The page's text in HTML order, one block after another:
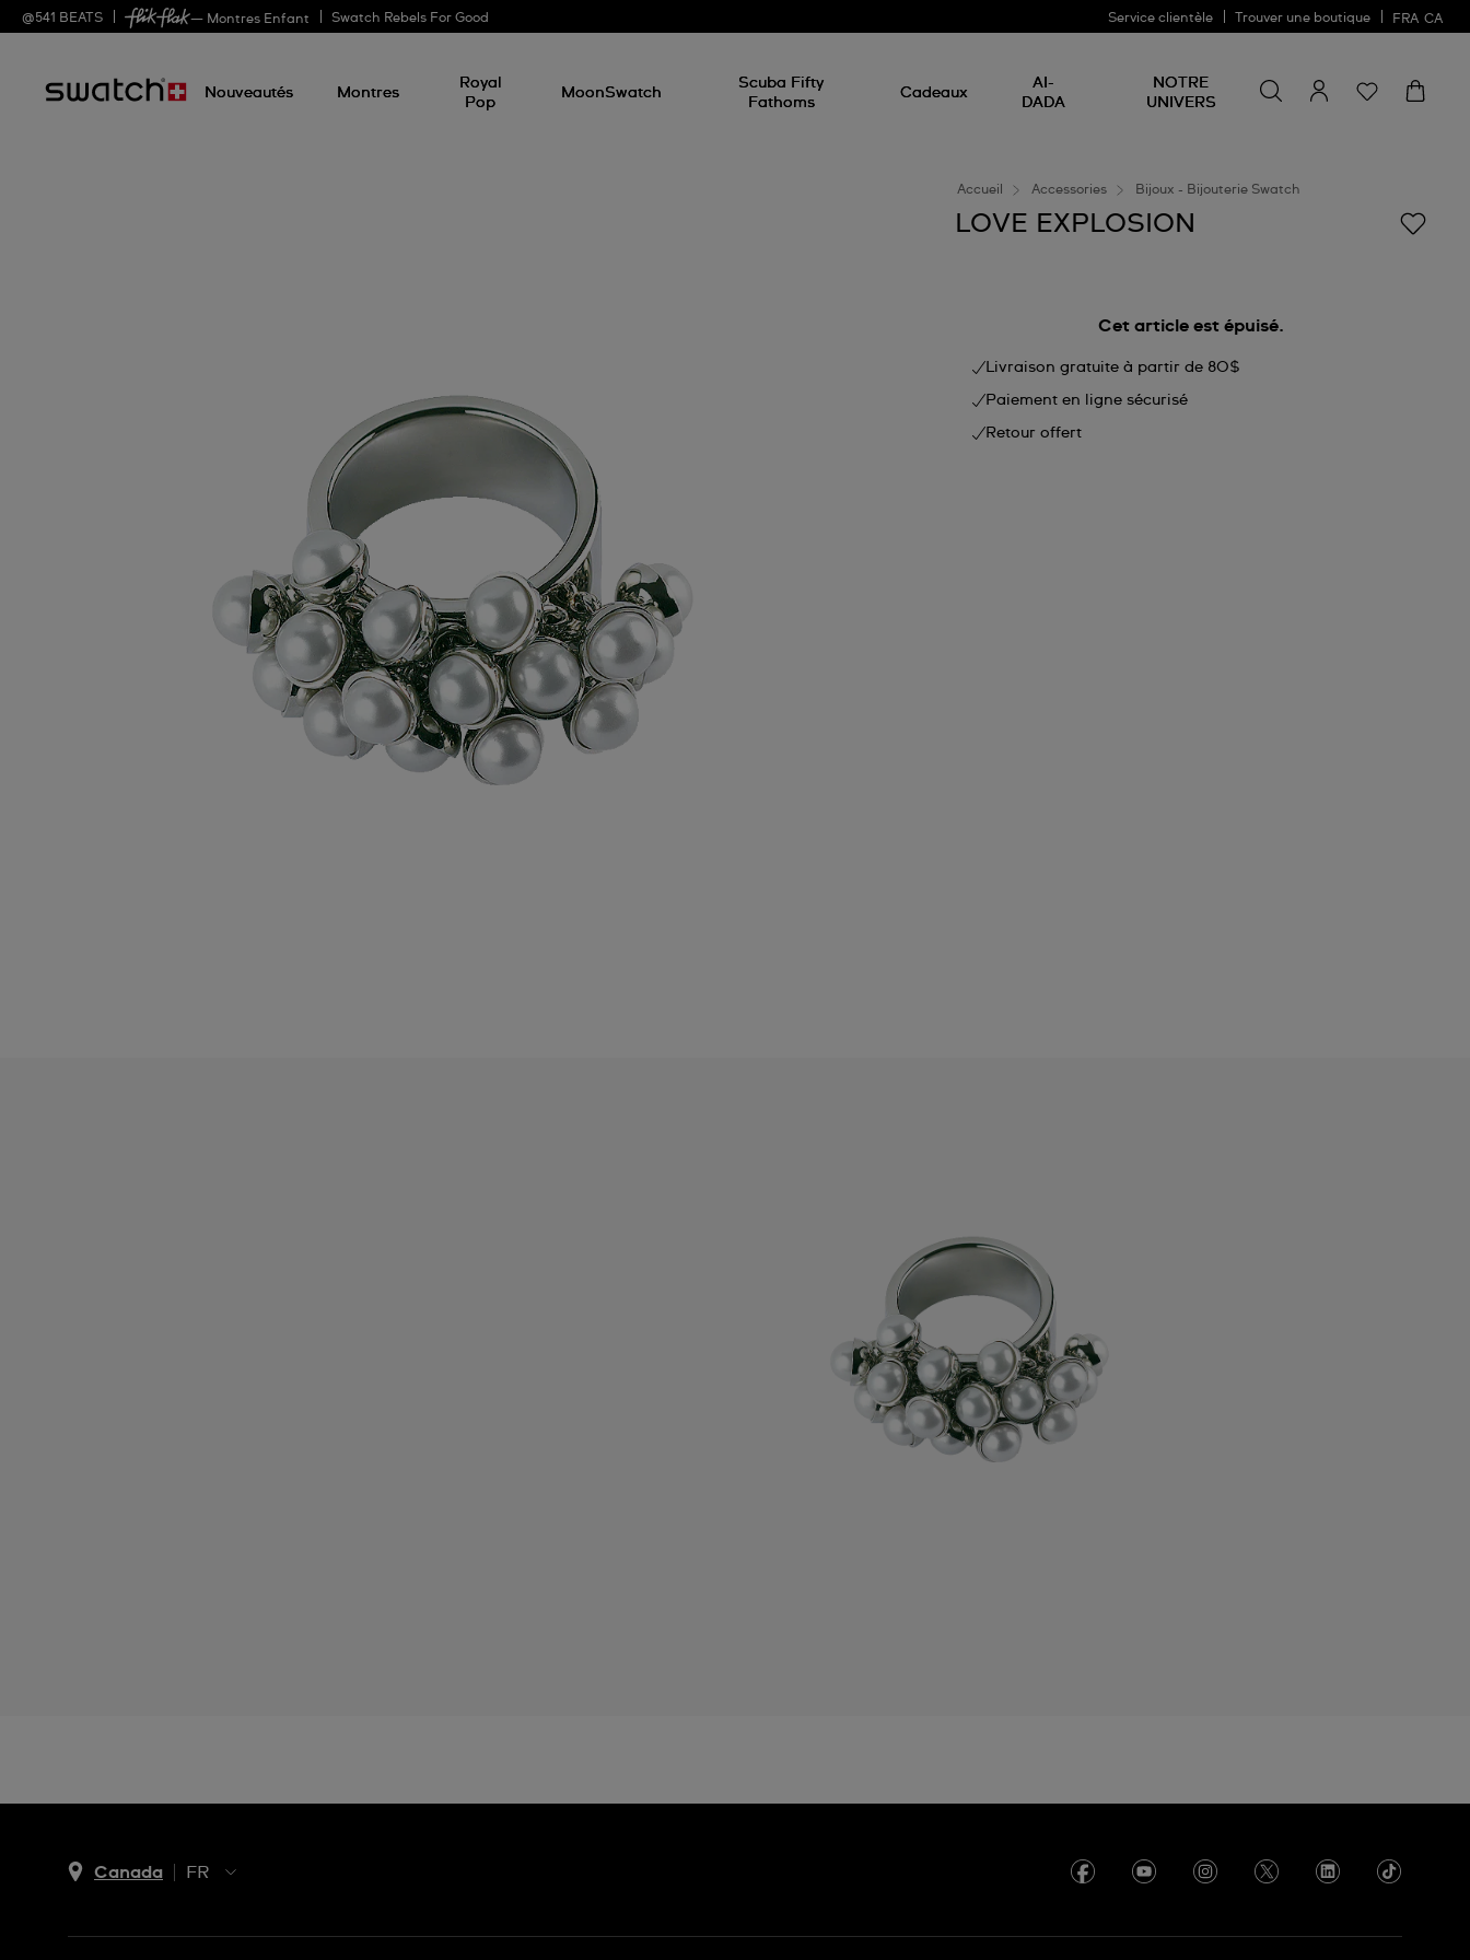
@541 BEATS — Montres Enfant Swatch Rebels For Good Service clientèle Trouver une boutique FRA CA
Nouveautés Montres
Royal
Pop
MoonSwatch
Scuba Fifty
Fathoms
Cadeaux
AI-
DADA
NOTRE
UNIVERS
un
produit
Accueil Accessories Bijoux - Bijouterie Swatch
LOVE EXPLOSION
Cet article est épuisé.
Livraison gratuite à partir de 80$
Paiement en ligne sécurisé
Retour offert
Canada
FR
FR